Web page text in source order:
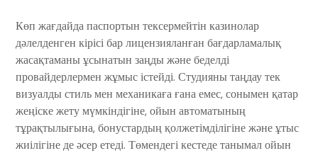
Көп жағдайда паспортын тексермейтін казинолар
дәлелденген кірісі бар лицензияланған бағдарламалық
жасақтаманы ұсынатын заңды және беделді
провайдерлермен жұмыс істейді. Студияны таңдау тек
визуалды стиль мен механикаға ғана емес, сонымен қатар
жеңіске жету мүмкіндігіне, ойын автоматының
тұрақтылығына, бонустардың қолжетімділігіне және ұтыс
жиілігіне де әсер етеді. Төмендегі кестеде танымал ойын